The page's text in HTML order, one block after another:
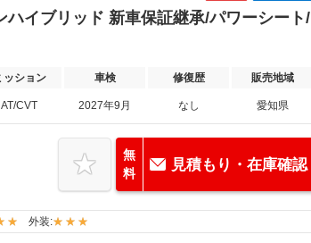
イブリッド 新車保証継承/パワーシート/
ッション 車検 修復歴 販売地域
AT/CVT 2027年9月 なし 愛知県
無
料
見積もり・在庫確認
外装: